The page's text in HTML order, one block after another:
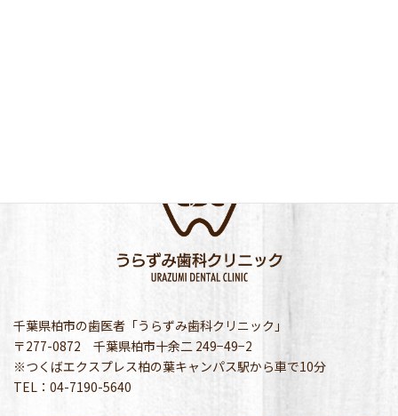
千葉県柏市の歯医者「うらずみ歯科クリニック」
〒277-0872 千葉県柏市十余二 249−49−2
※つくばエクスプレス柏の葉キャンパス駅から車で10分
TEL：04-7190-5640